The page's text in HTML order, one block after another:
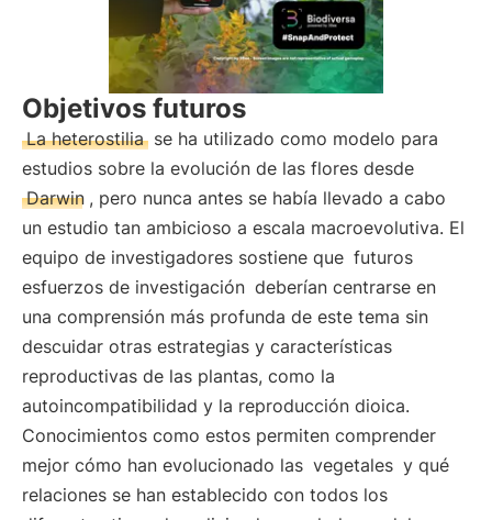
Objetivos futuros
La heterostilia se ha utilizado como modelo para
estudios sobre la evolución de las flores desde
Darwin , pero nunca antes se había llevado a cabo
un estudio tan ambicioso a escala macroevolutiva. El
equipo de investigadores sostiene que futuros
esfuerzos de investigación deberían centrarse en
una comprensión más profunda de este tema sin
descuidar otras estrategias y características
reproductivas de las plantas, como la
autoincompatibilidad y la reproducción dioica.
Conocimientos como estos permiten comprender
mejor cómo han evolucionado las vegetales y qué
relaciones se han establecido con todos los